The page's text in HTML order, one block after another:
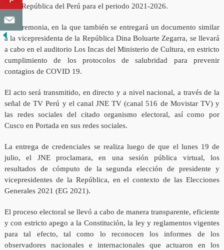
de la República del Perú para el periodo 2021-2026.
La ceremonia, en la que también se entregará un documento similar
a la vicepresidenta de la República Dina Boluarte Zegarra, se llevará
a cabo en el auditorio Los Incas del Ministerio de Cultura, en estricto
cumplimiento de los protocolos de salubridad para prevenir
contagios de COVID 19.
El acto será transmitido, en directo y a nivel nacional, a través de la
señal de TV Perú y el canal JNE TV (canal 516 de Movistar TV) y
las redes sociales del citado organismo electoral, así como por
Cusco en Portada en sus redes sociales.
La entrega de credenciales se realiza luego de que el lunes 19 de
julio, el JNE proclamara, en una sesión pública virtual, los
resultados de cómputo de la segunda elección de presidente y
vicepresidentes de la República, en el contexto de las Elecciones
Generales 2021 (EG 2021).
El proceso electoral se llevó a cabo de manera transparente, eficiente
y con estricto apego a la Constitución, la ley y reglamentos vigentes
para tal efecto, tal como lo reconocen los informes de los
observadores nacionales e internacionales que actuaron en los